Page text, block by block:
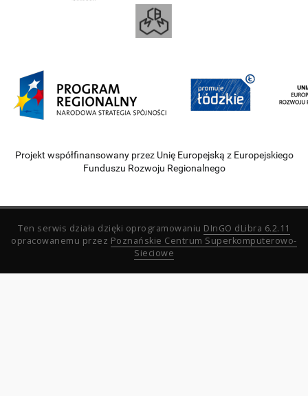
Projekt współfinansowany przez Unię Europejską z Europejskiego
Funduszu Rozwoju Regionalnego
Ten serwis działa dzięki oprogramowaniu DInGO dLibra 6.2.11
opracowanemu przez Poznańskie Centrum Superkomputerowo-
Sieciowe